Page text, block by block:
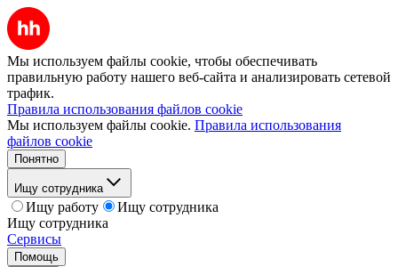
Мы используем файлы cookie, чтобы обеспечивать
правильную работу нашего веб-сайта и анализировать сетевой
трафик.
Правила использования файлов cookie
Мы используем файлы cookie. Правила использования
файлов cookie
Понятно
Ищу сотрудника
Ищу работу
Ищу сотрудника
Ищу сотрудника
Сервисы
Помощь